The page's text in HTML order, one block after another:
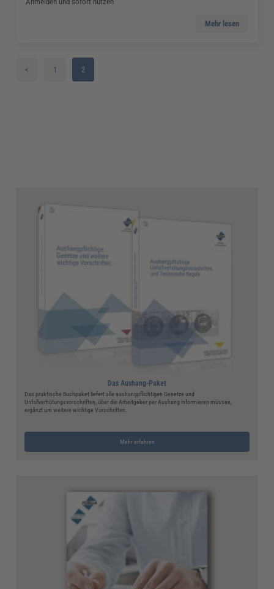
Mehr lesen
< 1 2
Das Aushang-Paket
Das praktische Buchpaket liefert alle aushangpflichtigen Gesetze und
Unfallverhütungsvorschriften, über die Arbeitgeber per Aushang informieren müssen,
ergänzt um weitere wichtige Vorschriften.
Mehr erfahren